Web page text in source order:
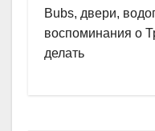
Bubs, двери,
воспоминания о
делать